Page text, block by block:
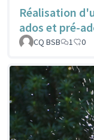
Réalisation
ados et pré-
CQ BSB
1 0